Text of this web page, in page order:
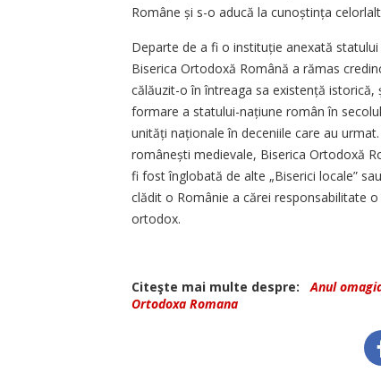
Române și s-o aducă la cunoștința
Departe de a fi o instituție anexată
Biserica Ortodoxă Română a rămas
călăuzit-o în întreaga sa existență
formare a statului-națiune român în
unități naționale în deceniile care au
românești medievale, Biserica Ortodoxă
fi fost înglobată de alte „Biserici locale”
clădit o Românie a cărei responsabilitate
ortodox.
Citeşte mai multe despre: Anul
Ortodoxa Romana